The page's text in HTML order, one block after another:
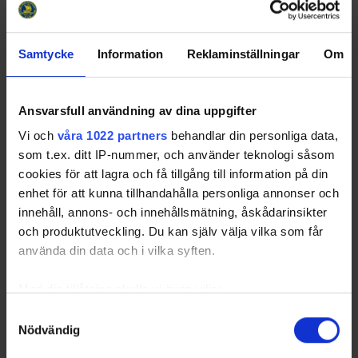
Samtycke Information Reklaminställningar Om
Ansvarsfull användning av dina uppgifter
Vi och våra 1022 partners behandlar din personliga data,
som t.ex. ditt IP-nummer, och använder teknologi såsom
cookies för att lagra och få tillgång till information på din
enhet för att kunna tillhandahålla personliga annonser och
innehåll, annons- och innehållsmätning, åskådarinsikter
och produktutveckling. Du kan själv välja vilka som får
använda din data och i vilka syften.
som kan ha en noggrannhet på upp till flera meter
Nödvändig